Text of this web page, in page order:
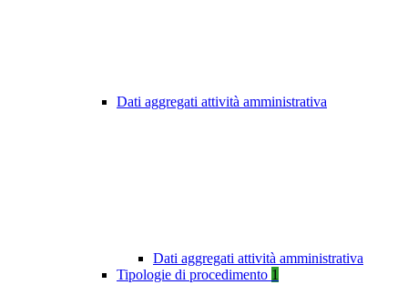
Dati aggregati attività amministrativa
Dati aggregati attività amministrativa
Tipologie di procedimento 1